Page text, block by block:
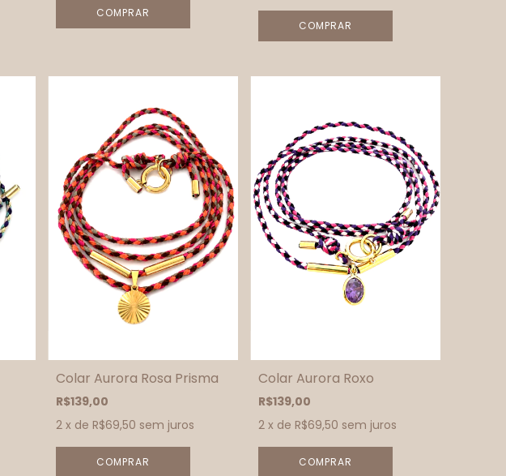
Colar Aurora Rosa Prisma
R$139,00
2 x de R$69,50 sem juros
Colar Aurora Roxo
R$139,00
2 x de R$69,50 sem juros